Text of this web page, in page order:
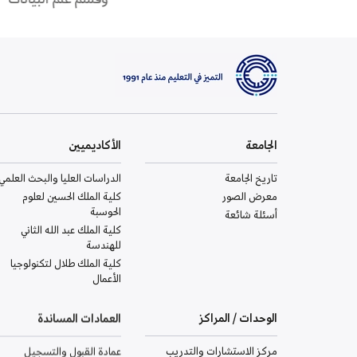
الجامعة
تاريخ الجامعة
معرض الصور
أسئلة شائعة
الأكاديميين
الدراسات العليا والبحث
كلية الملك الحسين لعلوم
الحوسبة
كلية الملك عبد الله الثاني
للهندسة
كلية الملك طلال لتكنولوجيا
الأعمال
الوحدات / المراكز
مركز الاستشارات والتدريب
العمادات المساندة
عمادة القبول والتسجيل